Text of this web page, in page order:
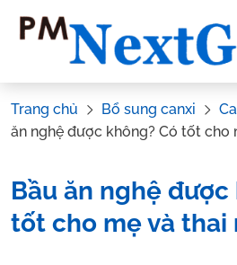
Trang chủ Bổ sung canxi
ăn nghệ được không? Có tốt cho
Bầu ăn nghệ được
tốt cho mẹ và thai